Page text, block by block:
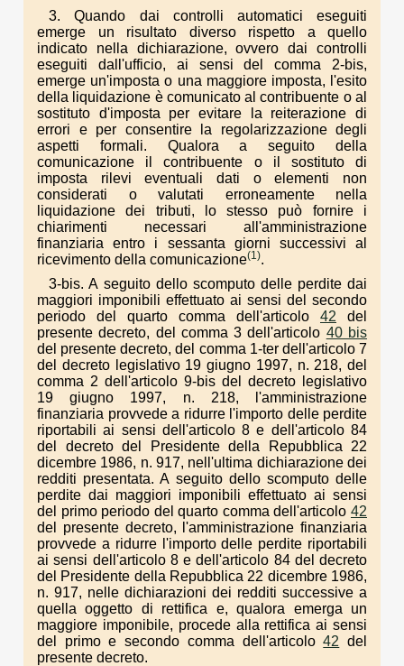
3. Quando dai controlli automatici eseguiti
emerge un risultato diverso rispetto a quello
indicato nella dichiarazione, ovvero dai controlli
eseguiti dall'ufficio, ai sensi del comma 2-bis,
emerge un'imposta o una maggiore imposta, l'esito
della liquidazione è comunicato al contribuente o al
sostituto d'imposta per evitare la reiterazione di
errori e per consentire la regolarizzazione degli
aspetti formali. Qualora a seguito della
comunicazione il contribuente o il sostituto di
imposta rilevi eventuali dati o elementi non
considerati o valutati erroneamente nella
liquidazione dei tributi, lo stesso può fornire i
chiarimenti necessari all'amministrazione
finanziaria entro i sessanta giorni successivi al
ricevimento della comunicazione(1).
3-bis. A seguito dello scomputo delle perdite dai
maggiori imponibili effettuato ai sensi del secondo
periodo del quarto comma dell'articolo 42 del
presente decreto, del comma 3 dell'articolo 40 bis
del presente decreto, del comma 1-ter dell'articolo 7
del decreto legislativo 19 giugno 1997, n. 218, del
comma 2 dell'articolo 9-bis del decreto legislativo
19 giugno 1997, n. 218, l'amministrazione
finanziaria provvede a ridurre l'importo delle perdite
riportabili ai sensi dell'articolo 8 e dell'articolo 84
del decreto del Presidente della Repubblica 22
dicembre 1986, n. 917, nell'ultima dichiarazione dei
redditi presentata. A seguito dello scomputo delle
perdite dai maggiori imponibili effettuato ai sensi
del primo periodo del quarto comma dell'articolo 42
del presente decreto, l'amministrazione finanziaria
provvede a ridurre l'importo delle perdite riportabili
ai sensi dell'articolo 8 e dell'articolo 84 del decreto
del Presidente della Repubblica 22 dicembre 1986,
n. 917, nelle dichiarazioni dei redditi successive a
quella oggetto di rettifica e, qualora emerga un
maggiore imponibile, procede alla rettifica ai sensi
del primo e secondo comma dell'articolo42 del
presente decreto.